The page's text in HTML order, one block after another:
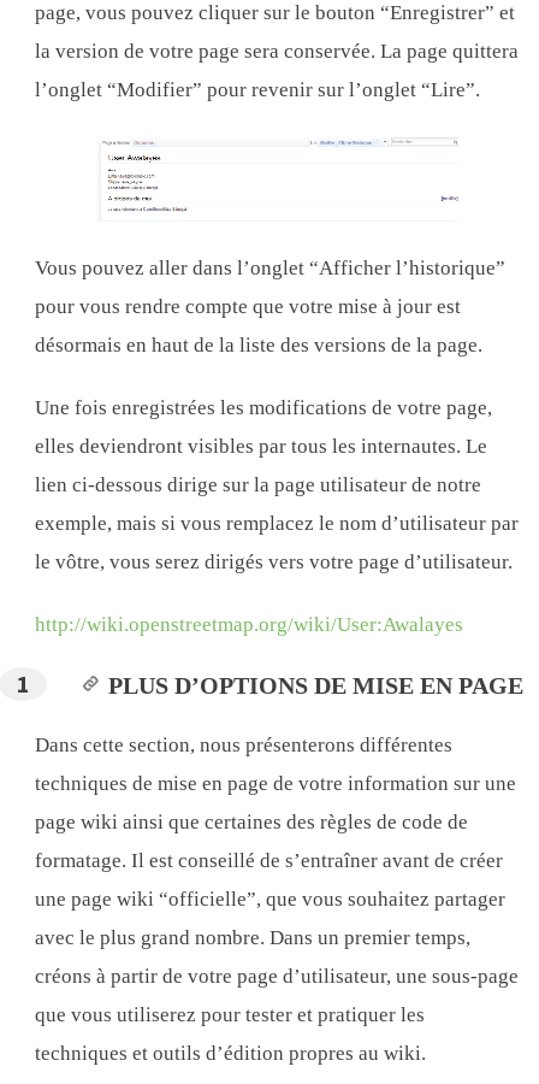
page, vous pouvez cliquer sur le bouton “Enregistrer” et
la version de votre page sera conservée. La page quittera
l’onglet “Modifier” pour revenir sur l’onglet “Lire”.
Vous pouvez aller dans l’onglet “Afficher l’historique”
pour vous rendre compte que votre mise à jour est
désormais en haut de la liste des versions de la page.
Une fois enregistrées les modifications de votre page,
elles deviendront visibles par tous les internautes. Le
lien ci-dessous dirige sur la page utilisateur de notre
exemple, mais si vous remplacez le nom d’utilisateur par
le vôtre, vous serez dirigés vers votre page d’utilisateur.
http://wiki.openstreetmap.org/wiki/User:Awalayes
PLUS D’OPTIONS DE MISE EN PAGE
Dans cette section, nous présenterons différentes
techniques de mise en page de votre information sur une
page wiki ainsi que certaines des règles de code de
formatage. Il est conseillé de s’entraîner avant de créer
une page wiki “officielle”, que vous souhaitez partager
avec le plus grand nombre. Dans un premier temps,
créons à partir de votre page d’utilisateur, une sous-page
que vous utiliserez pour tester et pratiquer les
techniques et outils d’édition propres au wiki.